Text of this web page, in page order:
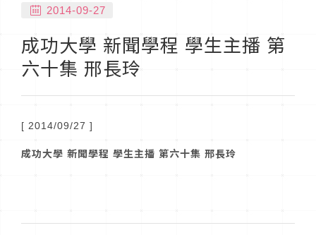
2014-09-27
成功大學 新聞學程 學生主播 第
六十集 邢長玲
[ 2014/09/27 ]
成功大學 新聞學程 學生主播 第六十集 邢長玲